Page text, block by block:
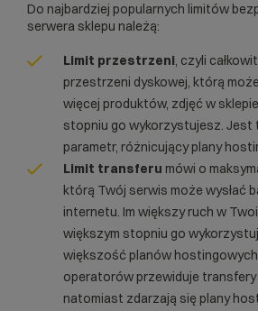
Do najbardziej popularnych limitów
serwera sklepu należą:
Limit przestrzeni, czyli
przestrzeni dyskowej, którą
więcej produktów, zdjęć w
stopniu go wykorzystujesz. Jest
parametr, różnicujący plany
Limit transferu mówi o
którą Twój serwis może wysłać
internetu. Im większy ruch w
większym stopniu go
większość planów
operatorów przewiduje transfery
natomiast zdarzają się plany